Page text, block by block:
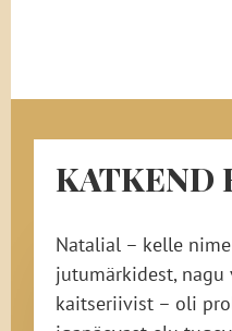
KATKEND
Natalial – kelle
jutumärkidest, nagu
kaitseriivist – oli